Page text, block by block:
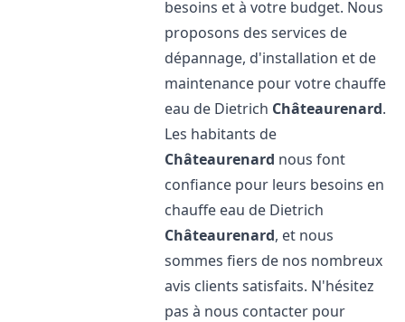
besoins et à votre budget. Nous
proposons des services de
dépannage, d'installation et de
maintenance pour votre chauffe
eau de Dietrich Châteaurenard.
Les habitants de
Châteaurenard nous font
confiance pour leurs besoins en
chauffe eau de Dietrich
Châteaurenard, et nous
sommes fiers de nos nombreux
avis clients satisfaits. N'hésitez
pas à nous contacter pour